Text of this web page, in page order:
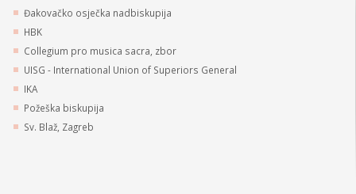
Đakovačko osječka nadbiskupija
HBK
Collegium pro musica sacra, zbor
UISG - International Union of Superiors General
IKA
Požeška biskupija
Sv. Blaž, Zagreb